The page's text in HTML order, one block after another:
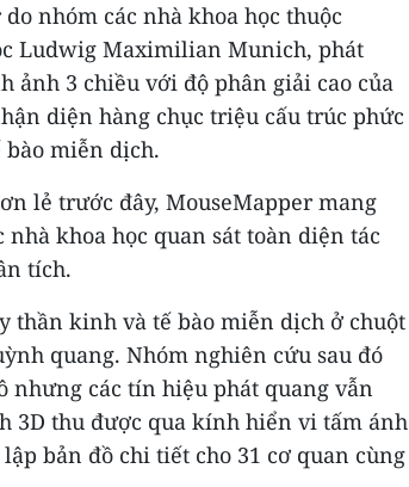
nhóm các nhà khoa học thuộc
Ludwig Maximilian Munich, phát
ảnh 3 chiều với độ phân giải cao của
diện hàng chục triệu cấu trúc phức
miễn dịch.
lẻ trước đây, MouseMapper mang
khoa học quan sát toàn diện tác
tích.
thần kinh và tế bào miễn dịch ở chuột
quang. Nhóm nghiên cứu sau đó
nhưng các tín hiệu phát quang vẫn
3D thu được qua kính hiển vi tấm ánh
bản đồ chi tiết cho 31 cơ quan cùng